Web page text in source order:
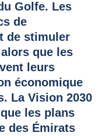
Golfe. Les
de
de stimuler
que les
leurs
économique
La Vision 2030
les plans
des Émirats